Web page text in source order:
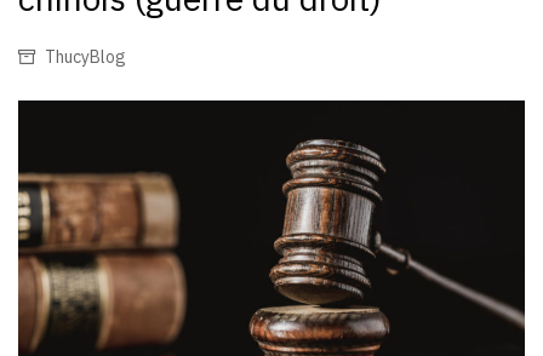
ThucyBlog